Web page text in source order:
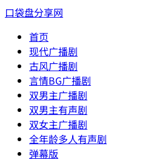
口袋盘分享网
首页
现代广播剧
古风广播剧
言情BG广播剧
双男主广播剧
双男主有声剧
双女主广播剧
全年龄多人有声剧
弹幕版